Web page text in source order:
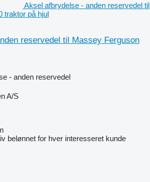
Aksel afbrydelse - anden reservedel til
traktor på hjul
reservedel til Massey Ferguson
- anden reservedel
A/S
belønnet for hver interesseret kunde